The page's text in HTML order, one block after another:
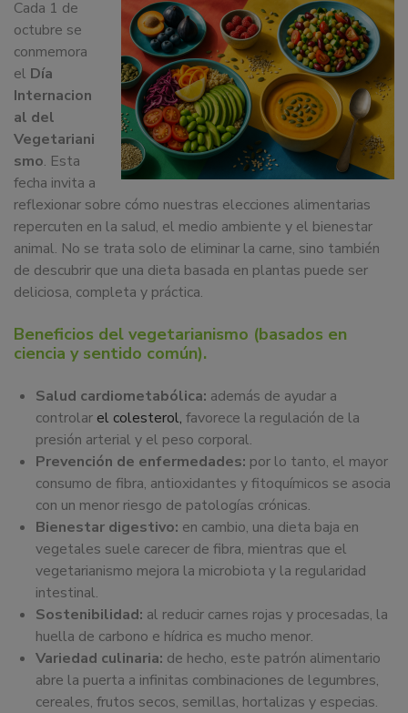
dedicamos
a
la
docencia
y
formación
sobre
la
nutrición
alimentaria
tanto
para
particulares,
instituciones,
empresas,
ferias,
eventos.
Cada 1 de
octubre se
conmemora
el Día
Internacion
al del
Vegetariani
smo. Esta
fecha invita a
reflexionar sobre cómo nuestras elecciones alimentarias
repercuten en la salud, el medio ambiente y el bienestar
animal. No se trata solo de eliminar la carne, sino también
de descubrir que una dieta basada en plantas puede ser
deliciosa, completa y práctica.
Beneficios del vegetarianismo (basados en
ciencia y sentido común).
Salud cardiometabólica: además de ayudar a
controlar el colesterol, favorece la regulación de la
presión arterial y el peso corporal.
Prevención de enfermedades: por lo tanto, el mayor
consumo de fibra, antioxidantes y fitoquímicos se asocia
con un menor riesgo de patologías crónicas.
Bienestar digestivo: en cambio, una dieta baja en
vegetales suele carecer de fibra, mientras que el
vegetarianismo mejora la microbiota y la regularidad
intestinal.
Sostenibilidad: al reducir carnes rojas y procesadas, la
huella de carbono e hídrica es mucho menor.
Variedad culinaria: de hecho, este patrón alimentario
abre la puerta a infinitas combinaciones de legumbres,
cereales, frutos secos, semillas, hortalizas y especias.